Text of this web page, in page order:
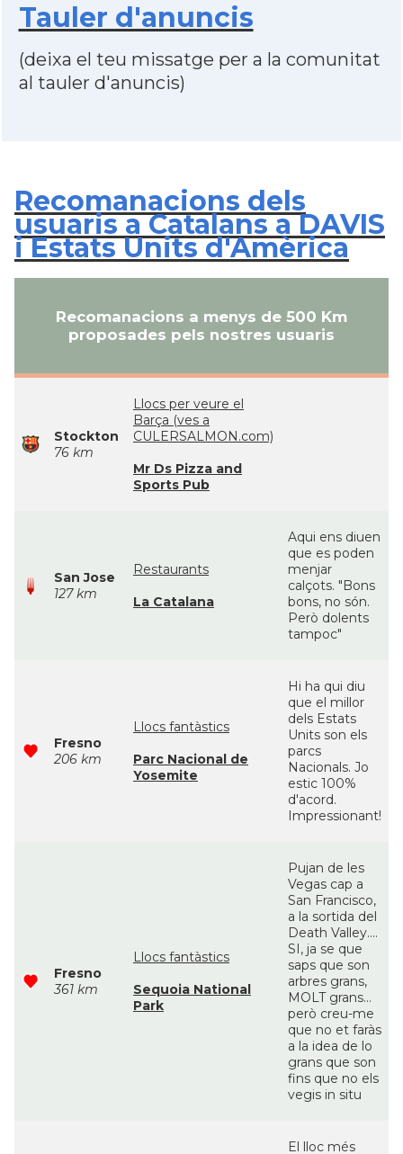
Tauler d'anuncis
(deixa el teu missatge per a la comunitat
al tauler d'anuncis)
Recomanacions dels
usuaris a Catalans a DAVIS
i Estats Units d'Amèrica
Recomanacions a menys de 500 Km
proposades pels nostres usuaris
Stockton
76 km
Llocs per veure el
Barça (ves a
CULERSALMON.com)
Mr Ds Pizza and
Sports Pub
San Jose
127 km
Restaurants
La Catalana
Aqui ens diuen
que es poden
menjar
calçots. "Bons
bons, no són.
Però dolents
tampoc"
Fresno
206 km
Llocs fantàstics
Parc Nacional de
Yosemite
Hi ha qui diu
que el millor
dels Estats
Units son els
parcs
Nacionals. Jo
estic 100%
d'acord.
Impressionant!
Fresno
361 km
Llocs fantàstics
Sequoia National
Park
Pujan de les
Vegas cap a
San Francisco,
a la sortida del
Death Valley....
SI, ja se que
saps que son
arbres grans,
MOLT grans...
però creu-me
que no et faràs
a la idea de lo
grans que son
fins que no els
vegis in situ
El lloc més